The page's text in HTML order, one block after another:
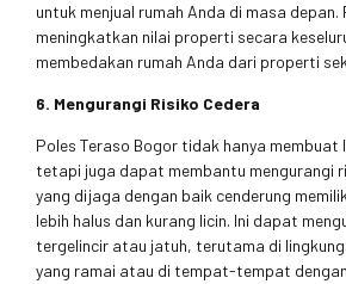
untuk menjual rumah Anda di masa
meningkatkan nilai properti secara
membedakan rumah Anda dari properti
6. Mengurangi Risiko Cedera
Poles Teraso Bogor tidak hanya
tetapi juga dapat membantu mengurangi
yang dijaga dengan baik cenderung
lebih halus dan kurang licin. Ini dapat
tergelincir atau jatuh, terutama di
yang ramai atau di tempat-tempat